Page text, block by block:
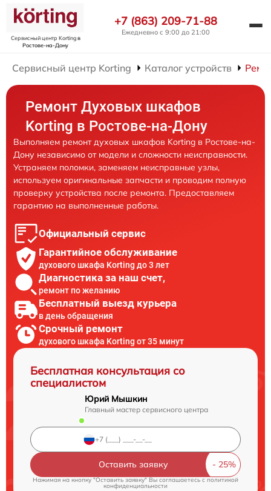
Сервисный центр Kortingв
Ростове-на-Дону
+7 (863) 209-71-88
Ежедневно с 9:00 до 21:00
Сервисный центр Korting Каталог устройств
Ремонт Духовых шкафов
Korting в Ростове-на-Дону
Выполняем ремонт духовых шкафов Korting в Ростове-на-
Дону независимо от модели и сложности неисправности.
Устраняем поломки, заменяем неисправные узлы,
используем оригинальные запчасти и проводим полную
проверку устройства после ремонта. Предоставляем
гарантию на выполненные работы.
Официальный сервис
Гарантийное обслуживание
духового шкафа Korting до 3 лет
Диагностика за наш счет,
ремонт по желанию
Бесплатный выезд курьера
в день обращения
Срочный ремонт
духового шкафа Korting от 35 минут
Бесплатная консультация со
специалистом
Юрий Мышкин
Главный мастер сервисного центра
Оставить заявку
Нажимая на кнопку "Оставить заявку" Вы соглашаетесь cполитикой
конфиденциальности